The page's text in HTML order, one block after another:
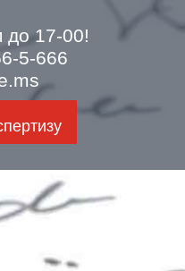
17-00!
5-666